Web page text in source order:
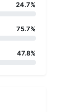
24.7%
75.7%
47.8%